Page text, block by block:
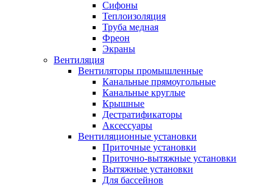
Сифоны
Теплоизоляция
Труба медная
Фреон
Экраны
Вентиляция
Вентиляторы промышленные
Канальные прямоугольные
Канальные круглые
Крышные
Дестратификаторы
Аксессуары
Вентиляционные установки
Приточные установки
Приточно-вытяжные установки
Вытяжные установки
Для бассейнов